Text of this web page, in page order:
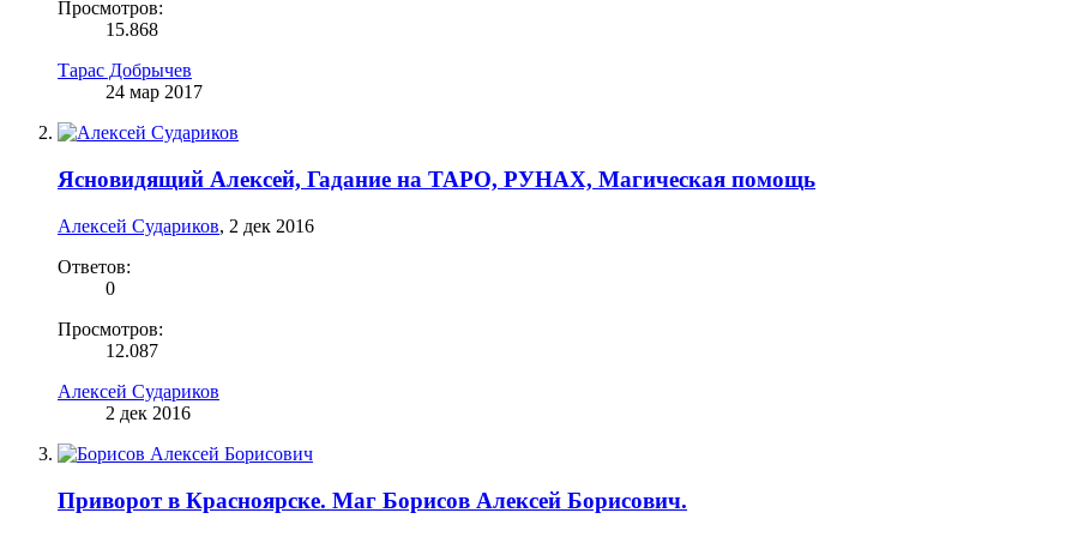
Просмотров:
15.868
Тарас Добрычев
24 мар 2017
Ясновидящий Алексей, Гадание на ТАРО, РУНАХ, Магическая помощь
Алексей Судариков, 2 дек 2016
Ответов:
0
Просмотров:
12.087
Алексей Судариков
2 дек 2016
Приворот в Красноярске. Маг Борисов Алексей Борисович.